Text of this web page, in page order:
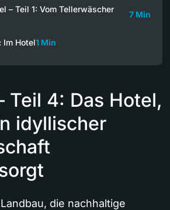
– Teil 1: Vom Tellerwäscher
7 Min
Im Hotel1 Min
Teil 4: Das Hotel,
idyllischer
die nachhaltige